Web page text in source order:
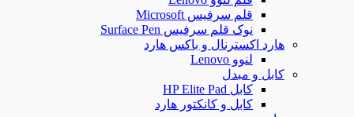
قلم سرفیس Microsoft
نوک قلم سرفیس Surface Pen
هارد اکسترنال و باکس هارد
لنوو Lenovo
کابل و مبدل
کابل HP Elite Pad
کابل و کانکتور هارد